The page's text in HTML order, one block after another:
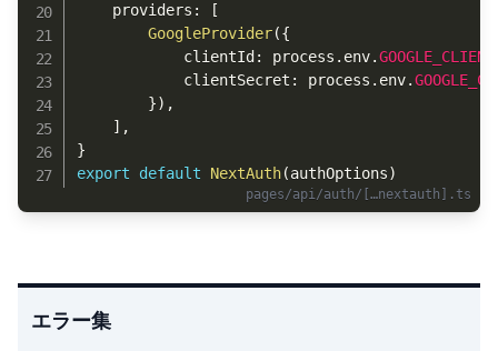
	providers
:
[
GoogleProvider({
            clientId
: process . env.
            clientSecret
: process . env.
}) ,
] ,
}
export
default NextAuth(authOptions)
エラー集